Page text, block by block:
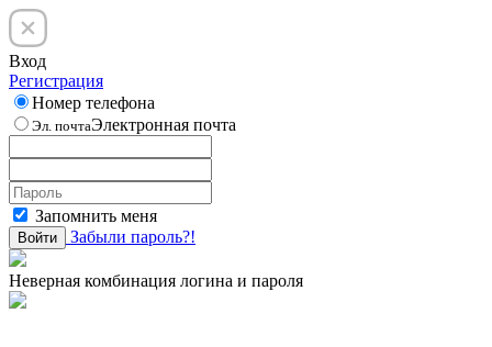
Вход
Регистрация
Номер телефона
Эл. почтаЭлектронная почта
Запомнить меня
Войти Забыли пароль?!
Неверная комбинация логина и пароля